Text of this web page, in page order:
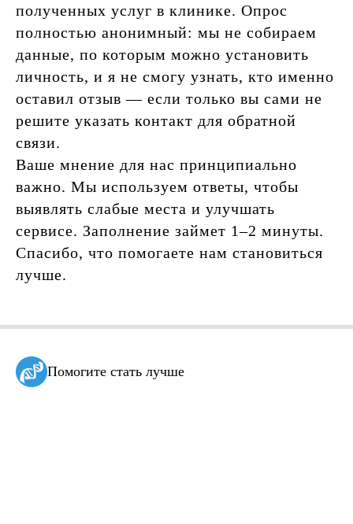
полученных услуг в клинике. Опрос
полностью анонимный: мы не собираем
данные, по которым можно установить
личность, и я не смогу узнать, кто именно
оставил отзыв — если только вы сами не
решите указать контакт для обратной
связи.
Ваше мнение для нас принципиально
важно. Мы используем ответы, чтобы
выявлять слабые места и улучшать
сервисе. Заполнение займет 1–2 минуты.
Спасибо, что помогаете нам становиться
лучше.
Помогите стать лучше